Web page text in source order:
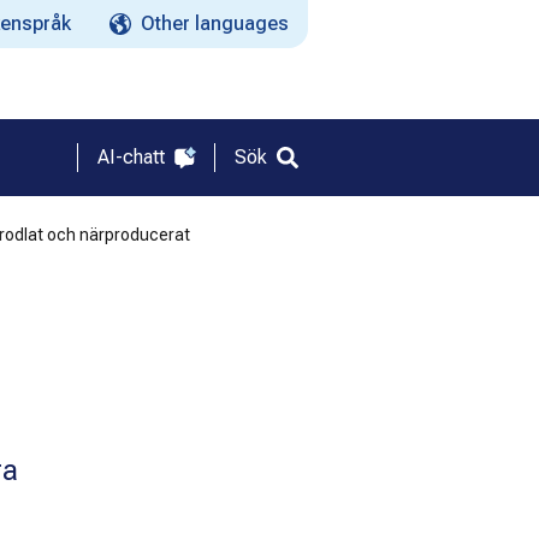
Other languages
AI-chatt Sök
och närproducerat